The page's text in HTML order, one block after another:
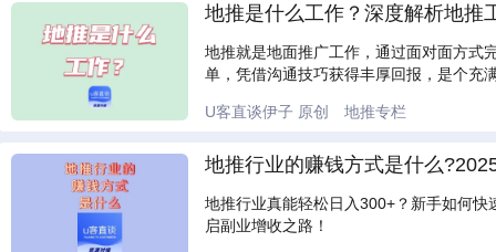
地推是什么工作？深度解析地推
地推就是地面推广工作，通过面对面方式
单，凭借沟通技巧获得丰厚回报，是个充
U客直谈伊子 原创 地推专栏
地推行业的赚钱方式是什么
地推行业真能轻松日入300+？新手如何
启副业增收之路！